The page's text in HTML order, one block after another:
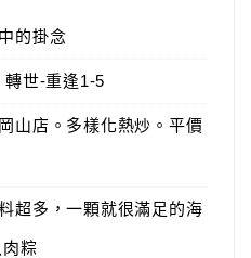
的掛念
轉世-重逢1-5
山店。多樣化熱炒。平價
超多，一顆就很滿足的海
粽